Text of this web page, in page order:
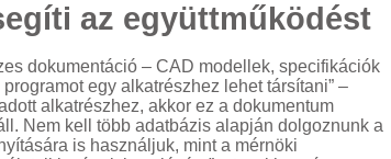
az együttműködést
dokumentáció – CAD modellek, specifikációk
egy alkatrészhez lehet társítani” –
alkatrészhez, akkor ez a dokumentum
Nem kell több adatbázis alapján dolgoznunk a
is használjuk, mint a mérnöki